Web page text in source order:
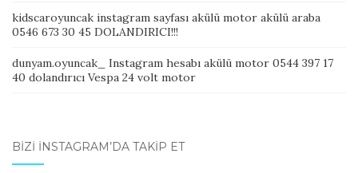
kidscaroyuncak instagram sayfası akülü motor akülü araba
0546 673 30 45 DOLANDIRICI!!!
dunyam.oyuncak_ Instagram hesabı akülü motor 0544 397 17
40 dolandırıcı Vespa 24 volt motor
BIZI İNSTAGRAM’DA TAKIP ET